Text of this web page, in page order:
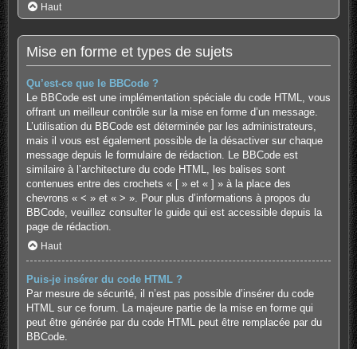
Haut
Mise en forme et types de sujets
Qu’est-ce que le BBCode ?
Le BBCode est une implémentation spéciale du code HTML, vous
offrant un meilleur contrôle sur la mise en forme d’un message.
L’utilisation du BBCode est déterminée par les administrateurs,
mais il vous est également possible de la désactiver sur chaque
message depuis le formulaire de rédaction. Le BBCode est
similaire à l’architecture du code HTML, les balises sont
contenues entre des crochets « [ » et « ] » à la place des
chevrons « < » et « > ». Pour plus d’informations à propos du
BBCode, veuillez consulter le guide qui est accessible depuis la
page de rédaction.
Haut
Puis-je insérer du code HTML ?
Par mesure de sécurité, il n’est pas possible d’insérer du code
HTML sur ce forum. La majeure partie de la mise en forme qui
peut être générée par du code HTML peut être remplacée par du
BBCode.